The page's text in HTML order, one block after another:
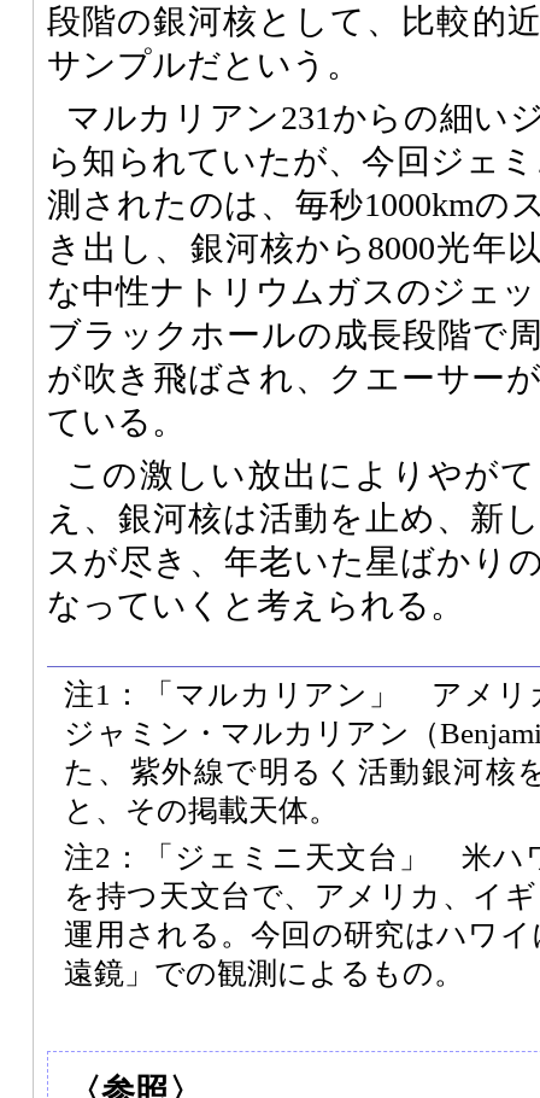
段階の銀河核として、比較的
サンプルだという。
マルカリアン231からの細い
ら知られていたが、今回ジェ
測されたのは、毎秒1000kmの
き出し、銀河核から8000光年
な中性ナトリウムガスのジェ
ブラックホールの成長段階で
が吹き飛ばされ、クエーサー
ている。
この激しい放出によりやが
え、銀河核は活動を止め、新
スが尽き、年老いた星ばかり
なっていくと考えられる。
注1：「マルカリアン」 アメリ
ジャミン・マルカリアン（
た、紫外線で明るく活動銀河核
と、その掲載天体。
注2：「ジェミニ天文台」 米ハ
を持つ天文台で、アメリカ、イ
運用される。今回の研究はハワ
遠鏡」での観測によるもの。